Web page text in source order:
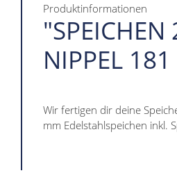
Produktinformationen
NIPPEL
Wir fertigen dir deine
mm Edelstahlspeichen inkl.